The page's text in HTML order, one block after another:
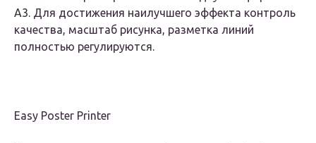
А3. Для достижения наилучшего эффекта контроль
качества, масштаб рисунка, разметка линий
полностью регулируются.
Easy Poster Printer